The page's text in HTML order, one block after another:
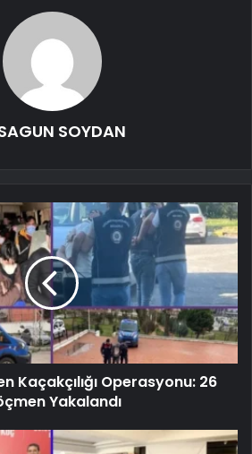
SOYDAN
Kaçakçılığı Operasyonu: 26
Yakalandı